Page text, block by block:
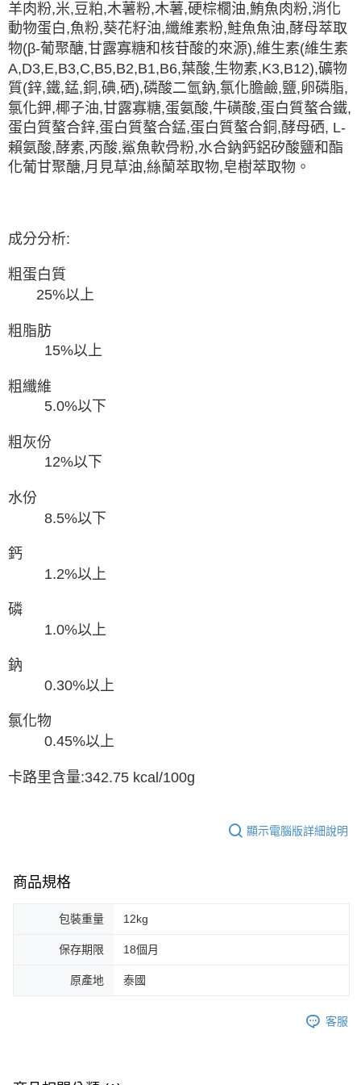
羊肉粉,米,豆粕,木薯粉,木薯,硬棕櫚油,鮪魚肉粉,消化
動物蛋白,魚粉,葵花籽油,纖維素粉,鮭魚魚油,酵母萃取
物(β-葡聚醣,甘露寡糖和核苷酸的來源),維生素(維生素
A,D3,E,B3,C,B5,B2,B1,B6,葉酸,生物素,K3,B12),礦物
質(鋅,鐵,錳,銅,碘,硒),磷酸二氫鈉,氯化膽鹼,鹽,卵磷脂,
氯化鉀,椰子油,甘露寡糖,蛋氨酸,牛磺酸,蛋白質螯合鐵,
蛋白質螯合鋅,蛋白質螯合錳,蛋白質螯合銅,酵母硒, L-
賴氨酸,酵素,丙酸,鯊魚軟骨粉,水合鈉鈣​​鋁矽酸鹽和酯
化葡甘聚醣,月見草油,絲蘭萃取物,皂樹萃取物。
成分分析:
粗蛋白質
25%以上
粗脂肪
15%以上
粗纖維
5.0%以下
粗灰份
12%以下
水份
8.5%以下
鈣
1.2%以上
磷
1.0%以上
鈉
0.30%以上
氯化物
0.45%以上
卡路里含量:342.75 kcal/100g
顯示電腦版詳細說明
商品規格
包裝重量 12kg
保存期限 18個月
原產地 泰國
客服